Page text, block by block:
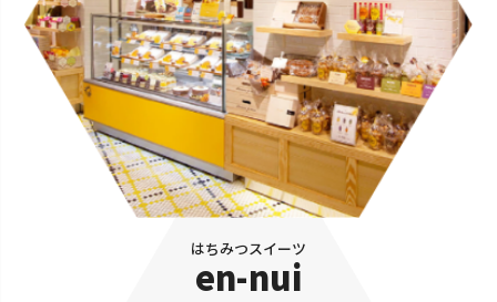
はちみつスイーツ
en-nui